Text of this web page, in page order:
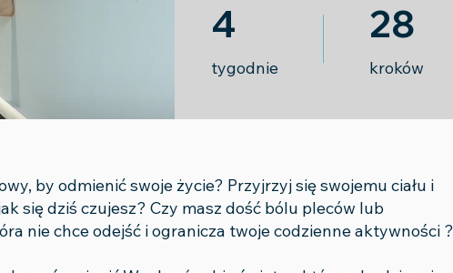
4
tygodnie
28
kroków
by odmienić swoje życie? Przyjrzyj się swojemu ciału i
się dziś czujesz? Czy masz dość bólu pleców lub
nie chce odejść i ogranicza twoje codzienne aktywności ?